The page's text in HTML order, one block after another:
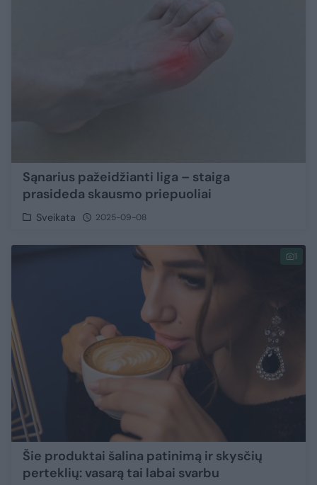
Sąnarius pažeidžianti liga – staiga
prasideda skausmo priepuoliai
Sveikata 2025-09-08
1
Šie produktai šalina patinimą ir skysčių
perteklių: vasarą tai labai svarbu